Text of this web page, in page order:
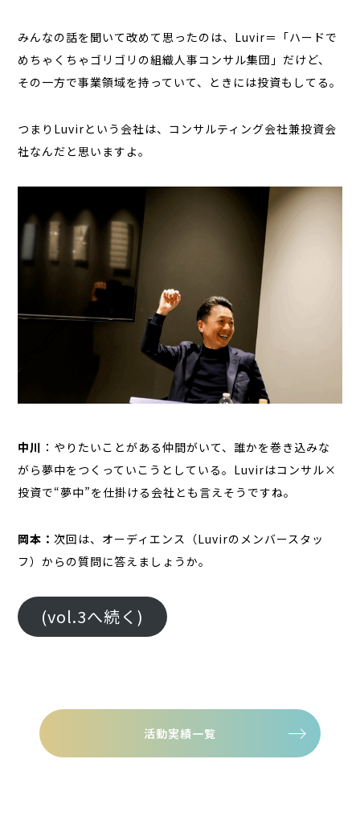
みんなの話を聞いて改めて思ったのは、Luvir＝「ハードで
めちゃくちゃゴリゴリの組織人事コンサル集団」だけど、
その一方で事業領域を持っていて、ときには投資もしてる。
つまりLuvirという会社は、コンサルティング会社兼投資会
社なんだと思いますよ。
中川 ：やりたいことがある仲間がいて、誰かを巻き込みな
がら夢中をつくっていこうとしている。Luvirはコンサル×
投資で“夢中”を仕掛ける会社とも言えそうですね。
岡本：次回は、オーディエンス（Luvirのメンバースタッ
フ）からの質問に答えましょうか。
(vol.3へ続く)
活動実績一覧